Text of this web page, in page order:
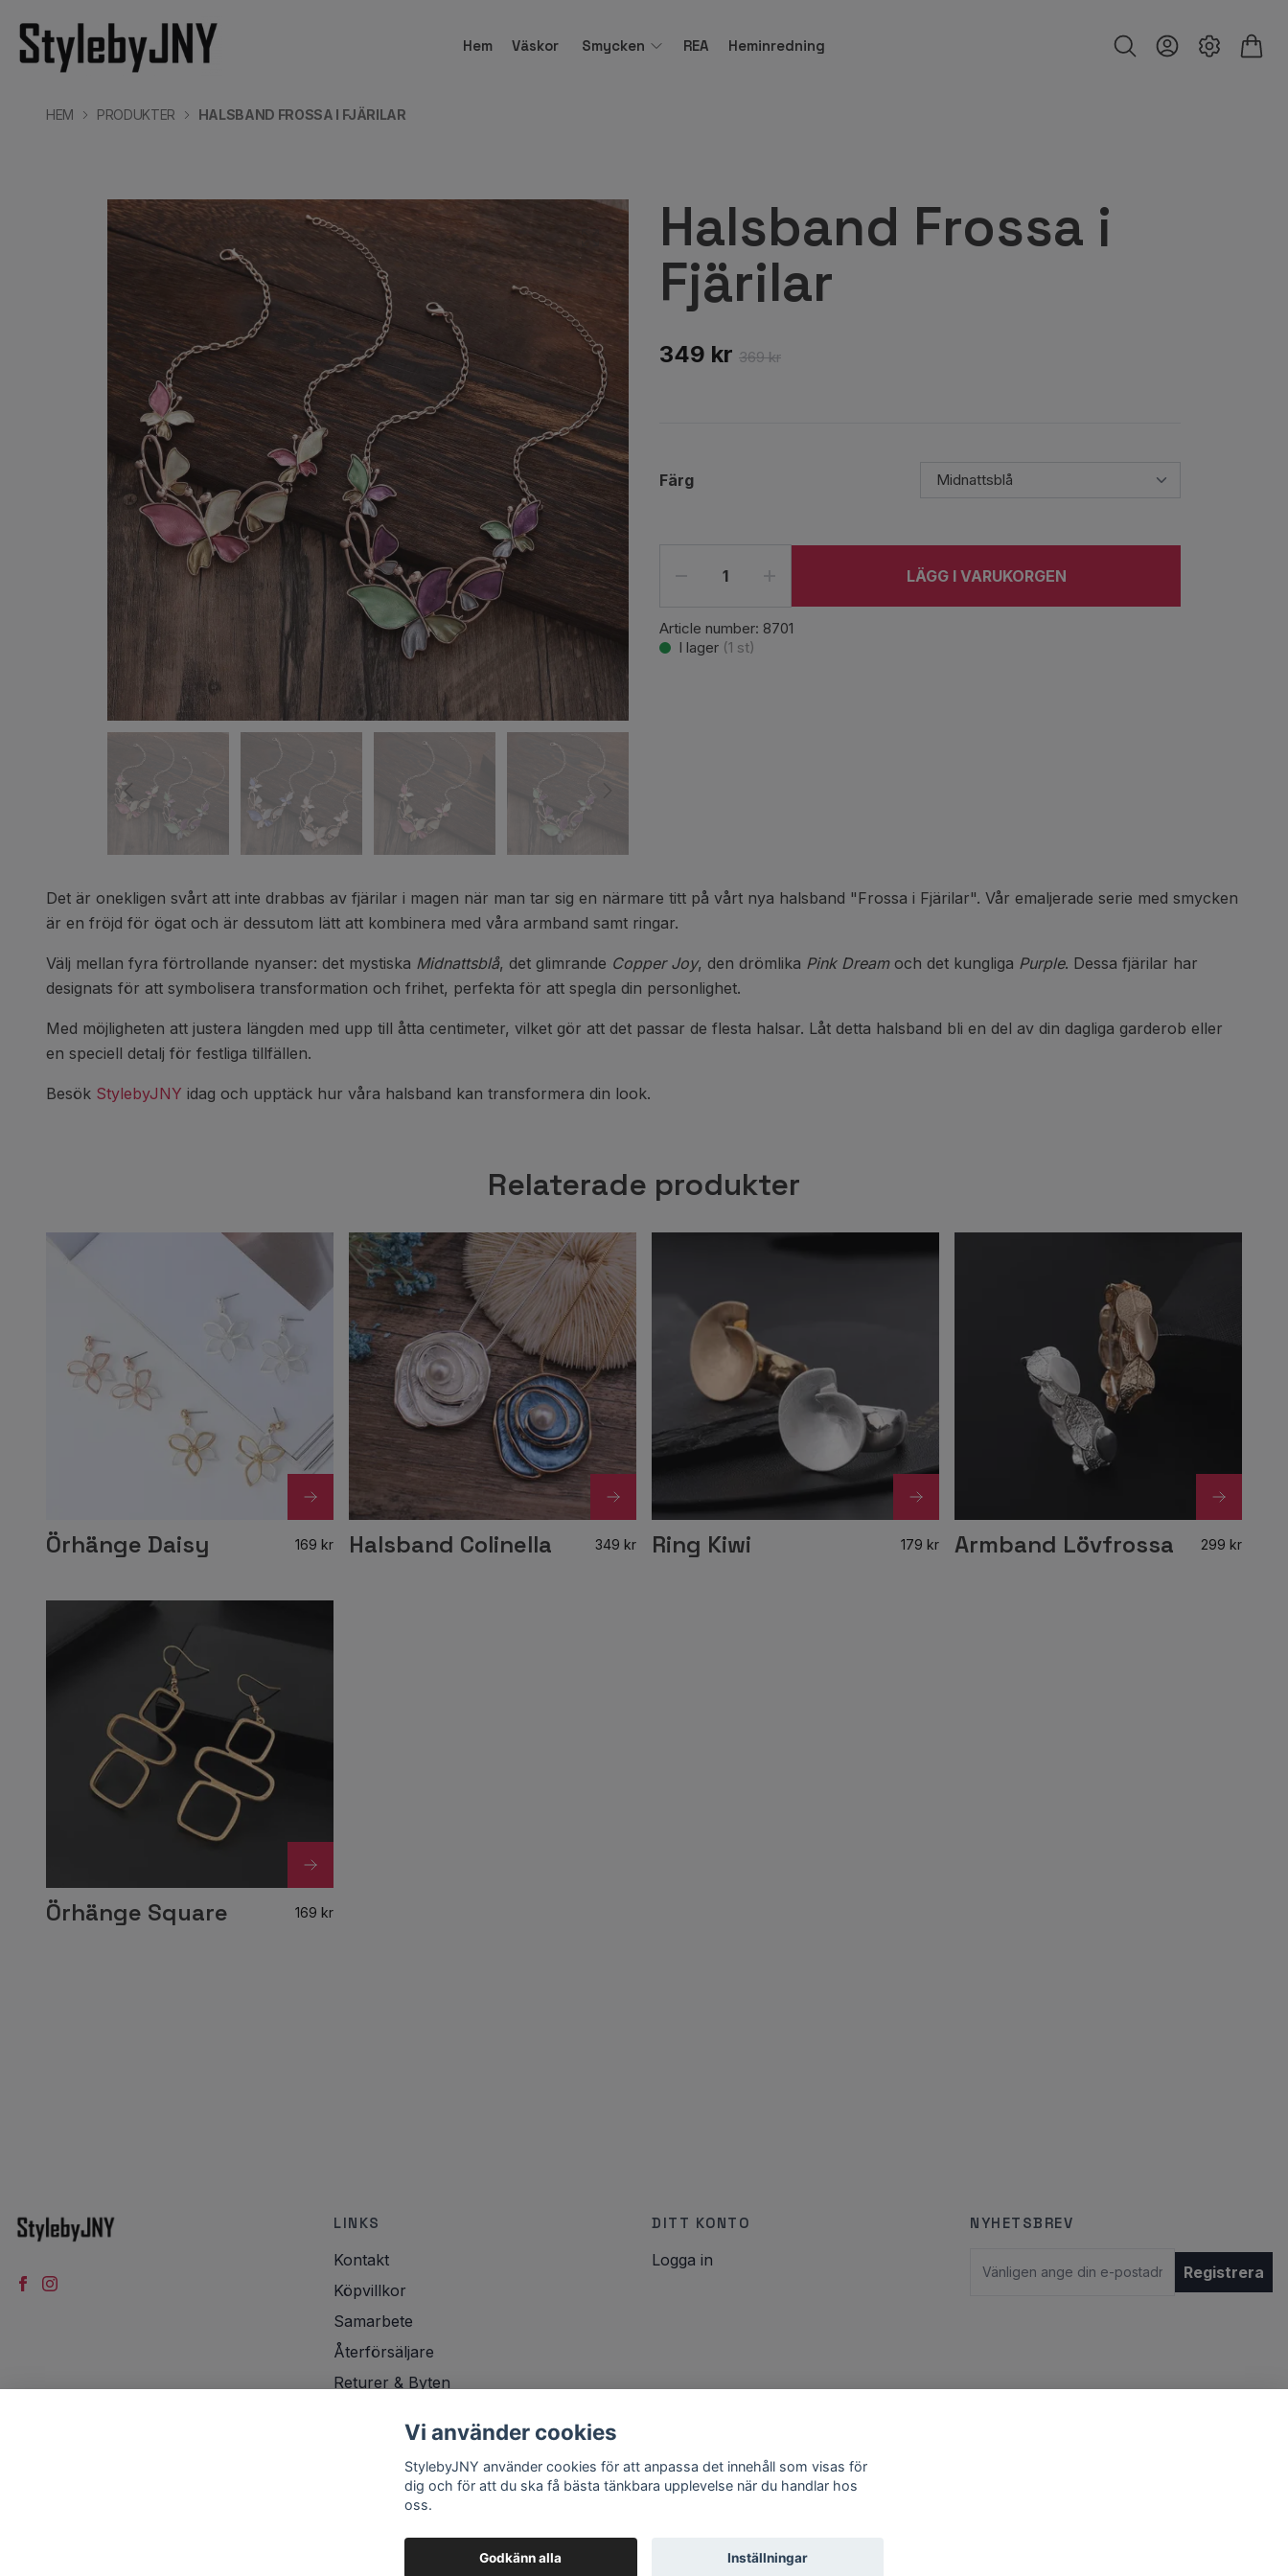
Hem Väskor Smycken REA Heminredning
HEM PRODUKTER HALSBAND FROSSA I FJÄRILAR
Halsband Frossa i
Fjärilar
349 kr 369 kr
Färg
LÄGG I VARUKORGEN
Article number: 8701
I lager (1 st)
Det är onekligen svårt att inte drabbas av fjärilar i magen när man tar sig en närmare titt på vårt nya halsband "Frossa i Fjärilar". Vår emaljerade serie med smycken
är en fröjd för ögat och är dessutom lätt att kombinera med våra armband samt ringar.
Välj mellan fyra förtrollande nyanser: det mystiska Midnattsblå, det glimrande Copper Joy, den drömlika Pink Dreamoch det kungliga Purple. Dessa fjärilar har
designats för att symbolisera transformation och frihet, perfekta för att spegla din personlighet.
Med möjligheten att justera längden med upp till åtta centimeter, vilket gör att det passar de flesta halsar. Låt detta halsband bli en del av din dagliga garderob eller
en speciell detalj för festliga tillfällen.
Besök StylebyJNY idag och upptäck hur våra halsband kan transformera din look.
Relaterade produkter
Örhänge Daisy 169 kr Halsband Colinella 349 kr Ring Kiwi 179 kr Armband Lövfrossa 299 kr
Örhänge Square 169 kr
LINKS
Kontakt
Köpvillkor
Samarbete
Återförsäljare
Returer & Byten
DITT KONTO
Logga in
NYHETSBREV
Registrera
Vi använder cookies
StylebyJNY använder cookies för att anpassa det innehåll som visas för
dig och för att du ska få bästa tänkbara upplevelse när du handlar hos
oss.
Godkänn alla Inställningar